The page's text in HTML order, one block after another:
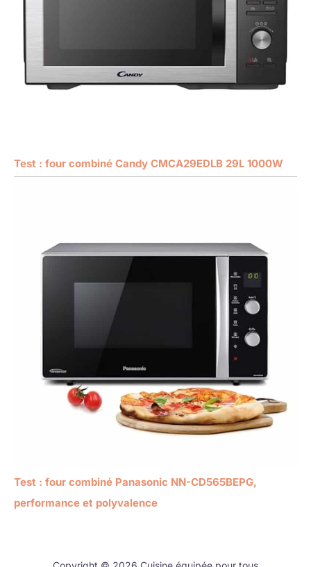
Test : four combiné Candy CMCA29EDLB 29L 1000W
Test : four combiné Panasonic NN-CD565BEPG,
performance et polyvalence